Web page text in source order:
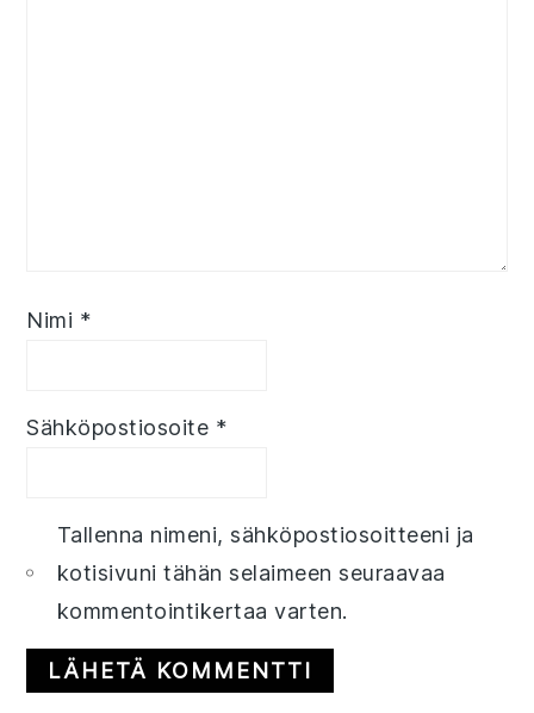
Nimi *
Sähköpostiosoite *
Tallenna nimeni, sähköpostiosoitteeni ja
kotisivuni tähän selaimeen seuraavaa
kommentointikertaa varten.